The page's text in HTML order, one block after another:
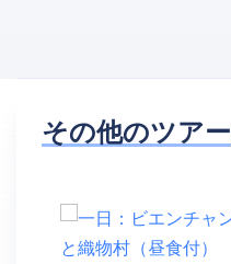
その他のツアー